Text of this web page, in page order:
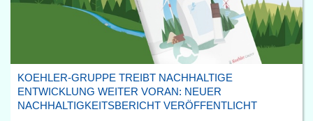
KOEHLER-GRUPPE TREIBT NACHHALTIGE
ENTWICKLUNG WEITER VORAN: NEUER
NACHHALTIGKEITSBERICHT VERÖFFENTLICHT